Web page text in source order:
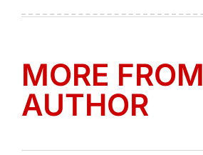
MORE FROM
AUTHOR